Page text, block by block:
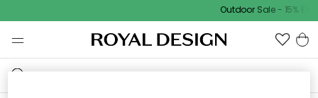
Outdoor Sale - 15%